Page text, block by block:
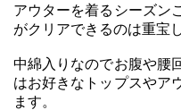
アウターを着るシーズン
がクリアできるのは重宝
中綿入りなのでお腹や腰
はお好きなトップスやア
ます。